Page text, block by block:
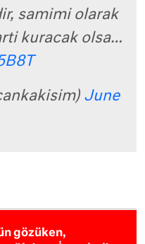
samimi olarak
kuracak olsa…
June
gözüken,